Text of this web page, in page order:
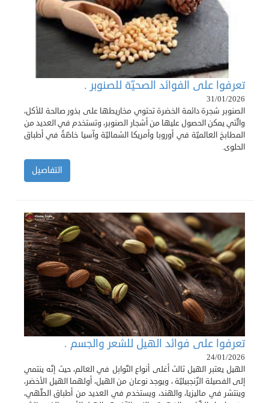
تعرفوا على الفوائد الصحيّة للصنوبر .
31/01/2026
الصنوبر شجرة دائمة الخضرة تحتوي مخاريطها على بذور صالحة للأكل،
والّتي يمكن الحصول عليها من أشجار الصنوبر، وتستخدم في العديد من
المطابخ العالميّة في أوروبا وأمريكا الشماليّة وآسيا خاصّةً في أطباق
الحلوى.
التفاصيل
تعرفوا على فوائد الهيل للشعر والجسم .
24/01/2026
الهيل يعتبر الهيل ثالث أغلى أنواع التّوابل في العالم، حيث إنّه ينتمي
إلى الفصيلة الزّنجبيليّة ، ويوجد نوعان من الهيل، أولهما الهيل الأخضر،
وينتشر في ماليزيا، والهند، ويستخدم في العديد من أطباق الطّهي،